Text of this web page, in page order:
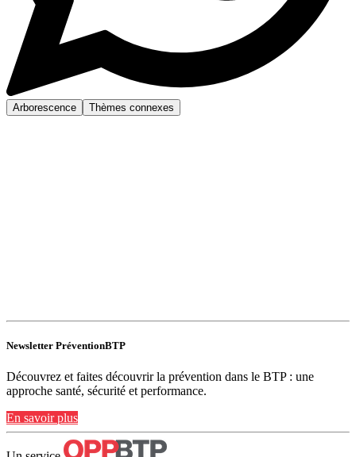
Arborescence Thèmes connexes
Newsletter PréventionBTP
Découvrez et faites découvrir la prévention dans le BTP : une
approche santé, sécurité et performance.
En savoir plus